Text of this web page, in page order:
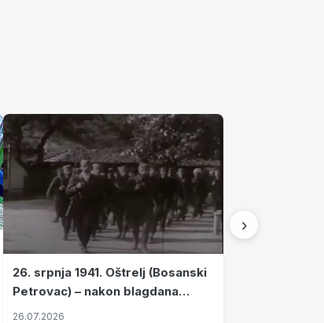
26. srpnja 1941. Oštrelj (Bosanski
Petrovac) – nakon blagdana
Svete Ane izvršen napad srpskih
26.07.2026
›